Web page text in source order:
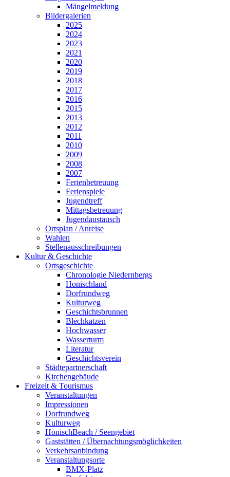
Mängelmeldung
Bildergalerien
2025
2024
2023
2021
2020
2019
2018
2017
2016
2015
2013
2012
2011
2010
2009
2008
2007
Ferienbetreuung
Ferienspiele
Jugendtreff
Mittagsbetreuung
Jugendaustausch
Ortsplan / Anreise
Wahlen
Stellenausschreibungen
Kultur & Geschichte
Ortsgeschichte
Chronologie Niedernbergs
Honischland
Dorfrundweg
Kulturweg
Geschichtsbrunnen
Blechkatzen
Hochwasser
Wasserturm
Literatur
Geschichtsverein
Städtepartnerschaft
Kirchengebäude
Freizeit & Tourismus
Veranstaltungen
Impressionen
Dorfrundweg
Kulturweg
HonischBeach / Seengebiet
Gaststätten / Übernachtungsmöglichkeiten
Verkehrsanbindung
Veranstaltungsorte
BMX-Platz